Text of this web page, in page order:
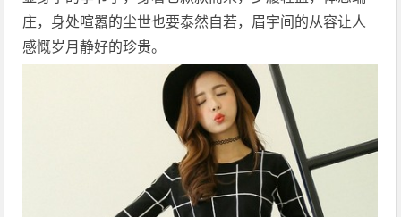
庄，身处喧嚣的尘世也要泰然自若，眉宇间的从容让人
感慨岁月静好的珍贵。